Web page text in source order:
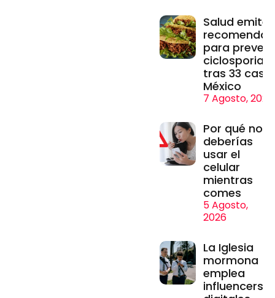
Salud emite
para
tras 33
México
7 Agosto, 2026
Por qué no
deberías
usar el
celular
mientras
comes
5 Agosto,
2026
La Iglesia
mormona
emplea
influencers